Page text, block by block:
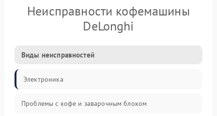
Неисправности кофемашины
DeLonghi
Виды неисправностей
Электроника
Проблемы с кофе и заварочным блоком